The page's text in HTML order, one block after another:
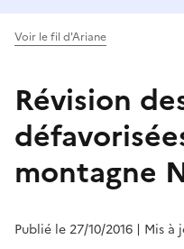
Voir le fil d'Ariane
Révision
montagne
Publié le 27/10/2016 | Mis à